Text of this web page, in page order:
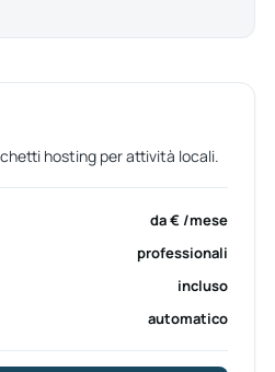
hosting per attività locali.
da € /mese
professionali
incluso
automatico